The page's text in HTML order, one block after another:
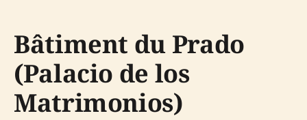
Bâtiment du Prado
(Palacio de los
Matrimonios)